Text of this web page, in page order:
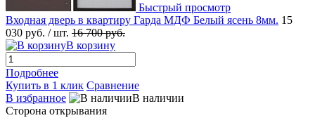
Быстрый просмотр
Входная дверь в квартиру Гарда МДФ Белый ясень 8мм. 15
030 руб. / шт. 16 700 руб.
В корзину
Подробнее
Купить в 1 клик Сравнение
В избранное
В наличии
Сторона открывания